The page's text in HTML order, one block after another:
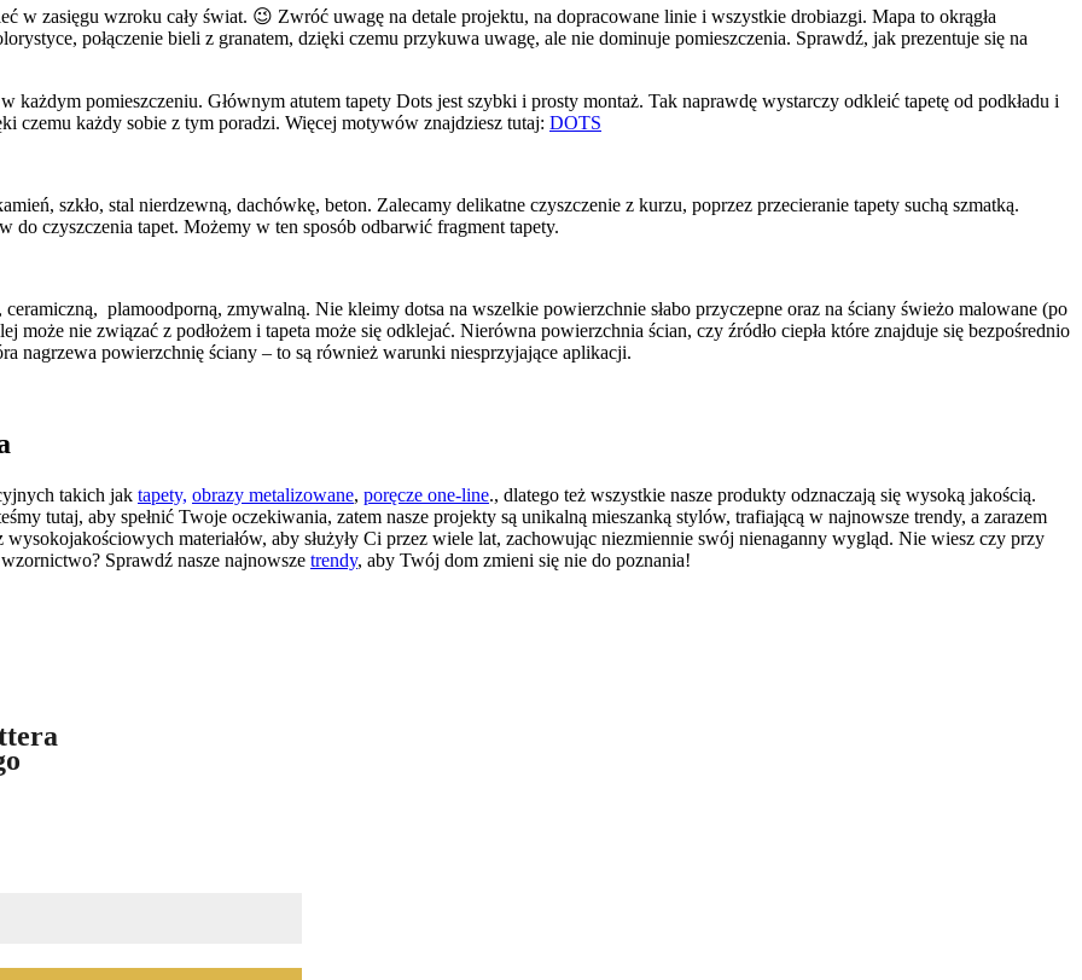
w zasięgu wzroku cały świat. 😉 Zwróć uwagę na detale projektu, na dopracowane linie i wszystkie drobiazgi. Mapa to okrągła
połączenie bieli z granatem, dzięki czemu przykuwa uwagę, ale nie dominuje pomieszczenia. Sprawdź, jak prezentuje się na
pomieszczeniu. Głównym atutem tapety Dots jest szybki i prosty montaż. Tak naprawdę wystarczy odkleić tapetę od podkładu i
czemu każdy sobie z tym poradzi. Więcej motywów znajdziesz tutaj: DOTS
szkło, stal nierdzewną, dachówkę, beton. Zalecamy delikatne czyszczenie z kurzu, poprzez przecieranie tapety suchą szmatką.
czyszczenia tapet. Możemy w ten sposób odbarwić fragment tapety.
plamoodporną, zmywalną. Nie kleimy dotsa na wszelkie powierzchnie słabo przyczepne oraz na ściany świeżo malowane (po
nie związać z podłożem i tapeta może się odklejać. Nierówna powierzchnia ścian, czy źródło ciepła które znajduje się bezpośrednio
nagrzewa powierzchnię ściany – to są również warunki niesprzyjające aplikacji.
takich jak tapety, obrazy metalizowane, poręcze one-line., dlatego też wszystkie nasze produkty odznaczają się wysoką jakością.
tutaj, aby spełnić Twoje oczekiwania, zatem nasze projekty są unikalną mieszanką stylów, trafiającą w najnowsze trendy, a zarazem
materiałów, aby służyły Ci przez wiele lat, zachowując niezmiennie swój nienaganny wygląd. Nie wiesz czy przy
Sprawdź nasze najnowsze trendy, aby Twój dom zmieni się nie do poznania!